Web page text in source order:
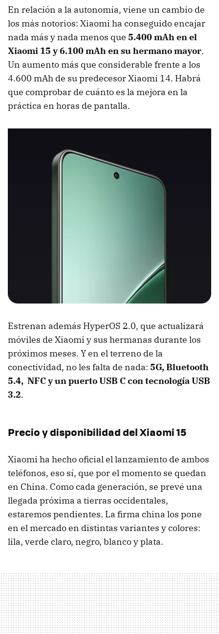
En relación a la autonomía, viene un cambio de
los más notorios: Xiaomi ha conseguido encajar
nada más y nada menos que 5.400 mAh en el
Xiaomi 15 y 6.100 mAh en su hermano mayor.
Un aumento más que considerable frente a los
4.600 mAh de su predecesor Xiaomi 14. Habrá
que comprobar de cuánto es la mejora en la
práctica en horas de pantalla.
Estrenan además HyperOS 2.0, que actualizará
móviles de Xiaomi y sus hermanas durante los
próximos meses. Y en el terreno de la
conectividad, no les falta de nada: 5G, Bluetooth
5.4, NFC y un puerto USB C con tecnología USB
3.2.
Precio y disponibilidad del Xiaomi 15
Xiaomi ha hecho oficial el lanzamiento de ambos
teléfonos, eso sí, que por el momento se quedan
en China. Como cada generación, se prevé una
llegada próxima a tierras occidentales,
estaremos pendientes. La firma china los pone
en el mercado en distintas variantes y colores:
lila, verde claro, negro, blanco y plata.